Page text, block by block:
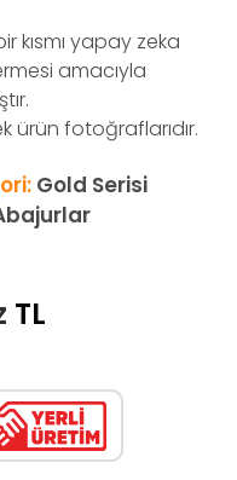
kısmı yapay zeka
amacıyla
ürün fotoğraflarıdır.
Gold Serisi
TL